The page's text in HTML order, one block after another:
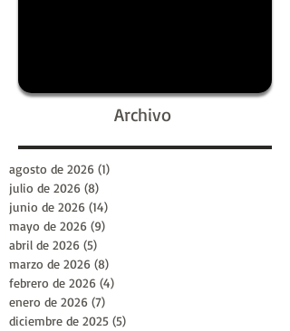
Archivo
agosto de 2026 (1)
julio de 2026 (8)
junio de 2026 (14)
mayo de 2026 (9)
abril de 2026 (5)
marzo de 2026 (8)
febrero de 2026 (4)
enero de 2026 (7)
diciembre de 2025 (5)